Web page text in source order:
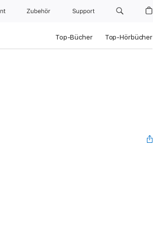
Zubehör Support
Top-Bücher Top-Hörbücher